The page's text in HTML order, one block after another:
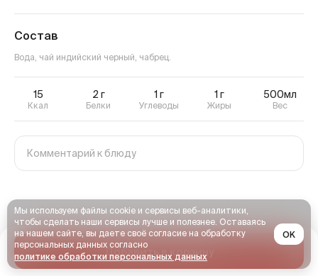
Состав
Вода, чай индийский черный, чабрец.
15
Ккал
2 г
Белки
1 г
Углеводы
1 г
Жиры
500мл
Вес
Добавить в корзину
Мы используем файлы cookie и сервисы веб-аналитики,
чтобы сделать наши сервисы лучше и полезнее. Оставаясь
на нашем сайте, вы даете своё согласие на обработку
персональных данных согласно
политике обработки персональных данных
OK